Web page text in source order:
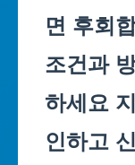
면 후회
조건과
하세요
인하고